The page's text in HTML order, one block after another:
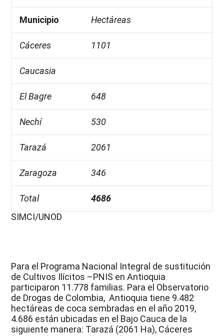
Municipio Hectáreas
Cáceres 1101
Caucasia
El Bagre 648
Nechí 530
Tarazá 2061
Zaragoza 346
Total
4686
SIMCI/UNOD
Para el Programa Nacional Integral de sustitución
de Cultivos Ilícitos –PNIS en Antioquia
participaron 11.778 familias. Para el Observatorio
de Drogas de Colombia, Antioquia tiene 9.482
hectáreas de coca sembradas en el año 2019,
4.686 están ubicadas en el Bajo Cauca de la
siguiente manera: Tarazá (2061 Ha), Cáceres